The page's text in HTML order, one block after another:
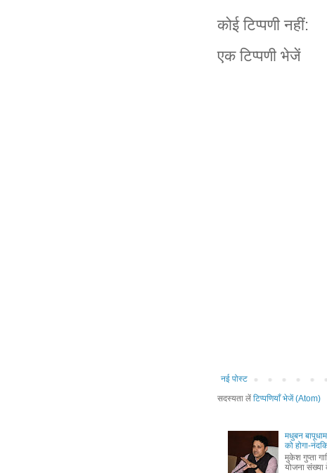
कोई टिप्पणी नहीं:
एक टिप्पणी भेजें
नई पोस्ट
सदस्यता लें टिप्पणियाँ भेजें (Atom)
मधुबन
को होगा-
मुकेश गुप्ता
योजना